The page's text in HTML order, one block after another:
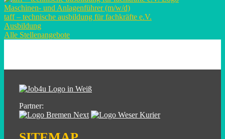
Maschinen- und Anlagenführer (m/w/d)
taff – technische ausbildung für fachkräfte e.V.
Ausbildung
Alle Stellenangebote
Partner: